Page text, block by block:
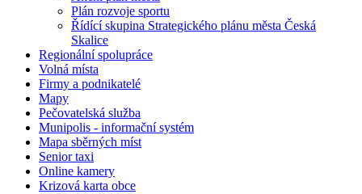
Plán rozvoje sportu
Řídící skupina Strategického plánu města Česká
Skalice
Regionální spolupráce
Volná místa
Firmy a podnikatelé
Mapy
Pečovatelská služba
Munipolis - informační systém
Mapa sběrných míst
Senior taxi
Online kamery
Krizová karta obce